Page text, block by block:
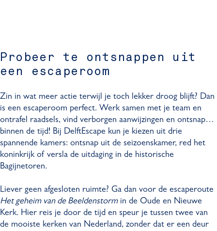
Probeer te ontsnappen uit
een escaperoom
Zin in wat meer actie terwijl je toch lekker droog blijft? Dan
is een escaperoom perfect. Werk samen met je team en
ontrafel raadsels, vind verborgen aanwijzingen en ontsnap…
binnen de tijd! Bij DelftEscape kun je kiezen uit drie
spannende kamers: ontsnap uit de seizoenskamer, red het
koninkrijk of versla de uitdaging in de historische
Bagijnetoren.
Liever geen afgesloten ruimte? Ga dan voor de escaperoute
Het geheim van de Beeldenstormin de Oude en Nieuwe
Kerk. Hier reis je door de tijd en speur je tussen twee van
de mooiste kerken van Nederland, zonder dat er een deur